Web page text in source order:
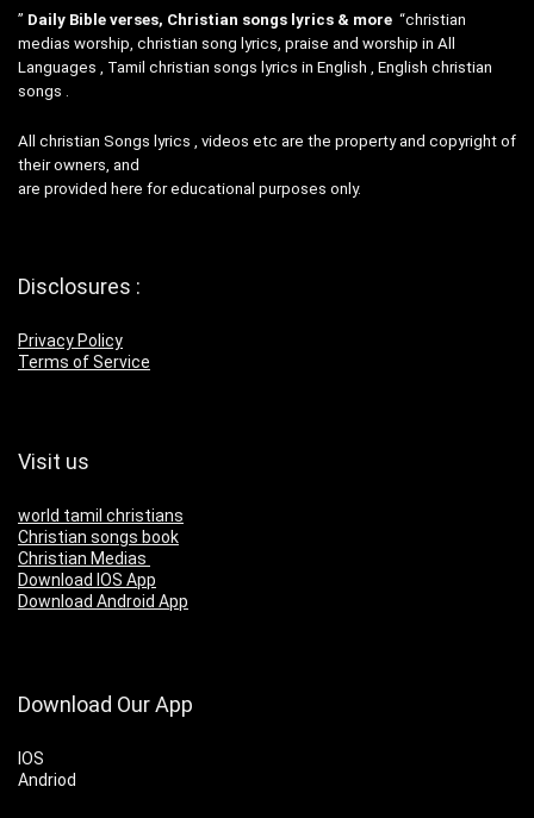
” Daily Bible verses, Christian songs lyrics & more “christian
medias worship, christian song lyrics, praise and worship in All
Languages , Tamil christian songs lyrics in English , English christian
songs .
All christian Songs lyrics , videos etc are the property and copyright of
their owners, and
are provided here for educational purposes only.
Disclosures :
Privacy Policy
Terms of Service
Visit us
world tamil christians
Christian songs book
Christian Medias
Download IOS App
Download Android App
Download Our App
IOS
Andriod